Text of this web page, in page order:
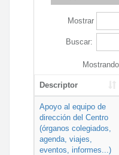
Mostrar
Buscar:
Descriptor
Apoyo al equipo de
dirección del Centro
(órganos colegiados,
agenda, viajes,
eventos, informes...)